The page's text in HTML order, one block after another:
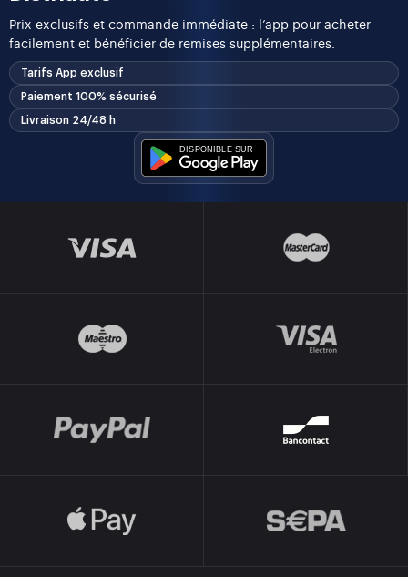
Prix exclusifs et commande immédiate : l’app pour acheter
facilement et bénéficier de remises supplémentaires.
Tarifs App exclusif
Paiement 100% sécurisé
Livraison 24/48 h